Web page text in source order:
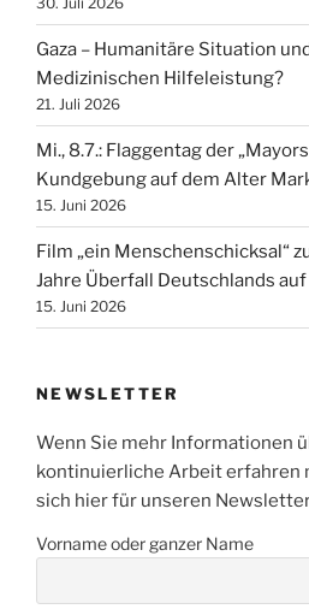
Gaza – Humanitäre Situation
Medizinischen Hilfeleistung?
21. Juli 2026
Mi., 8.7.: Flaggentag der
Kundgebung auf dem Alter
15. Juni 2026
Film „ein Menschenschicksal“
Jahre Überfall Deutschlands
15. Juni 2026
NEWSLETTER
Wenn Sie mehr Informationen
kontinuierliche Arbeit erfahren
sich hier für unseren
Vorname oder ganzer Name